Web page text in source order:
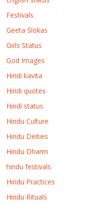
Festivals
Geeta Slokas
Girls Status
God Images
Hindi kavita
Hindi quotes
Hindi status
Hindu Culture
Hindu Deities
Hindu Dharm
hindu festivals
Hindu Practices
Hindu Rituals